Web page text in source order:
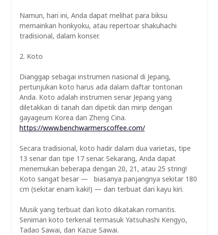
Namun, hari ini, Anda dapat melihat para biksu
memainkan honkyoku, atau repertoar shakuhachi
tradisional, dalam konser.
2. Koto
Dianggap sebagai instrumen nasional di Jepang,
pertunjukan koto harus ada dalam daftar tontonan
Anda. Koto adalah instrumen senar Jepang yang
diletakkan di tanah dan dipetik dan mirip dengan
gayageum Korea dan Zheng Cina.
https://www.benchwarmerscoffee.com/
Secara tradisional, koto hadir dalam dua varietas, tipe
13 senar dan tipe 17 senar. Sekarang, Anda dapat
menemukan beberapa dengan 20, 21, atau 25 string!
Koto sangat besar — biasanya panjangnya sekitar 180
cm (sekitar enam kaki!) — dan terbuat dari kayu kiri.
Musik yang terbuat dari koto dikatakan romantis.
Seniman koto terkenal termasuk Yatsuhashi Kengyo,
Tadao Sawai, dan Kazue Sawai.